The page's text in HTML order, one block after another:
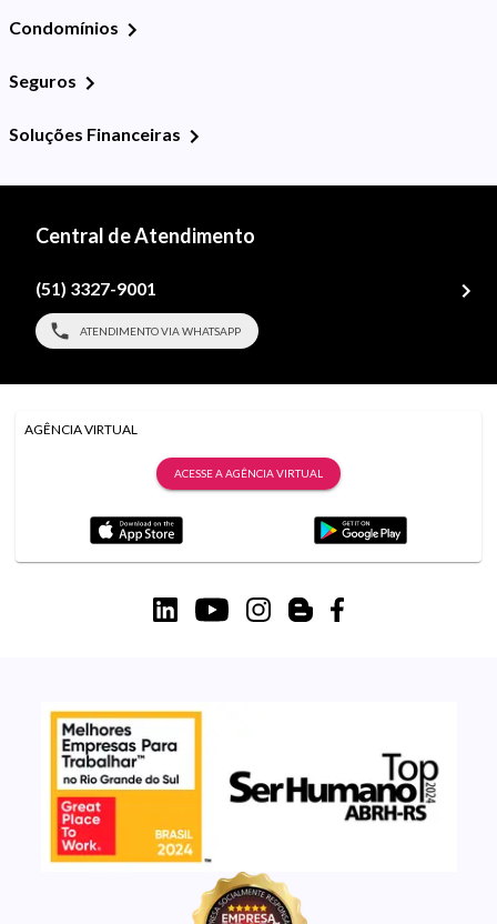
Condomínios
Seguros
Soluções Financeiras
Central de Atendimento
(51) 3327-9001
ATENDIMENTO VIA WHATSAPP
AGÊNCIA VIRTUAL
ACESSE A AGÊNCIA VIRTUAL